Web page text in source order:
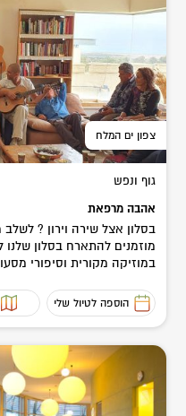
צפון ים המלח
גוף ונפש
אהבה מרפאת
בסלון אצל שירה וירון ?
מוזמנים להתארח בסלון שלנו
במוזיקה מקורית וסיפורי
הוספה לטיול שלי